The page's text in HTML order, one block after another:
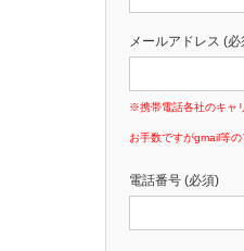
メールアドレス (必
※携帯電話各社のキャ
お手数ですがgmail等の
電話番号 (必須)